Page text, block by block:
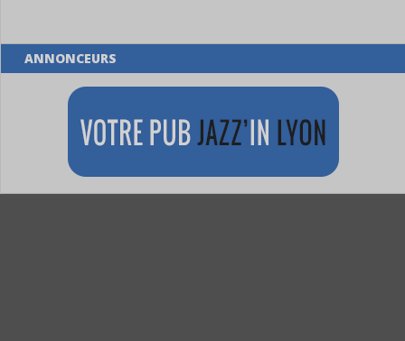
ANNONCEURS